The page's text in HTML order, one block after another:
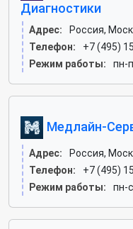
Диагностики
Адрес:
Россия,
Телефон:
+7 (495)
Режим работы:
пн-
Медлайн-
Адрес:
Россия,
Телефон:
+7 (495)
Режим работы:
пн-